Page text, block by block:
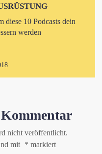
diese 10 Podcasts dein
werden
nicht veröffentlicht.
mit * markiert